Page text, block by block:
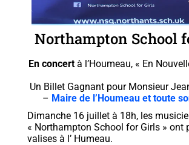
Northampton School
En concertà l’Houmeau, « En
Un Billet Gagnant pour Monsieur
– Maire de l’Houmeau et toute
Dimanche 16 juillet à 18h, les
« Northampton School for Girls » ont
valises à l’ Humeau.